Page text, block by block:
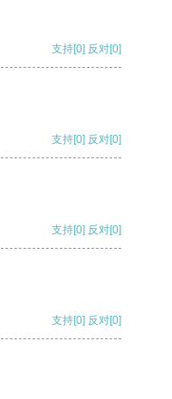
支持[0] 反对[0]
支持[0] 反对[0]
支持[0] 反对[0]
支持[0] 反对[0]